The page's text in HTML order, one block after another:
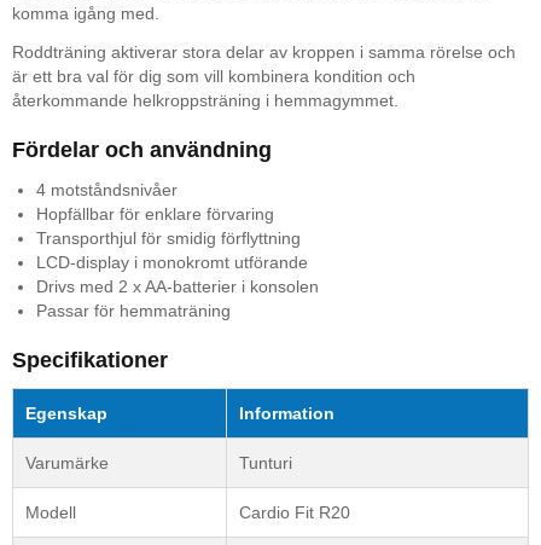
komma igång med.
Roddträning aktiverar stora delar av kroppen i samma rörelse och
är ett bra val för dig som vill kombinera kondition och
återkommande helkroppsträning i hemmagymmet.
Fördelar och användning
4 motståndsnivåer
Hopfällbar för enklare förvaring
Transporthjul för smidig förflyttning
LCD-display i monokromt utförande
Drivs med 2 x AA-batterier i konsolen
Passar för hemmaträning
Specifikationer
Egenskap Information
Varumärke Tunturi
Modell Cardio Fit R20